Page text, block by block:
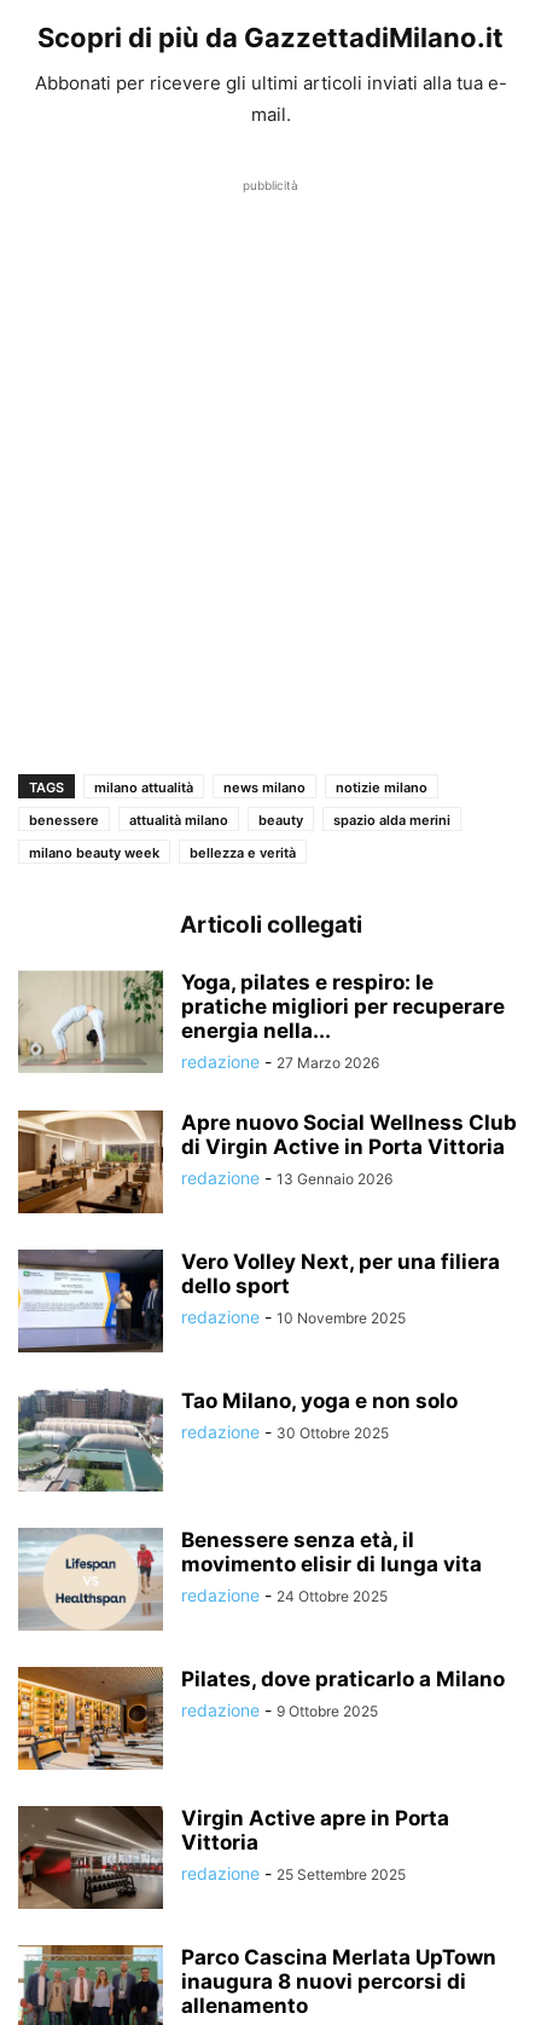
Scopri di più da GazzettadiMilano.it
Abbonati per ricevere gli ultimi articoli inviati alla tua e-
mail.
pubblicità
TAGS milano attualità news milano
notizie milano
benessere
attualità milano beauty
spazio alda merini
milano beauty week
bellezza e verità
Articoli collegati
Yoga, pilates e respiro: le
pratiche migliori per recuperare
energia nella...
redazione - 27 Marzo 2026
Apre nuovo Social Wellness Club
di Virgin Active in Porta Vittoria
redazione - 13 Gennaio 2026
Vero Volley Next, per una filiera
dello sport
redazione - 10 Novembre 2025
Tao Milano, yoga e non solo
redazione - 30 Ottobre 2025
Benessere senza età, il
movimento elisir di lunga vita
redazione - 24 Ottobre 2025
Pilates, dove praticarlo a Milano
redazione - 9 Ottobre 2025
Virgin Active apre in Porta
Vittoria
redazione - 25 Settembre 2025
Parco Cascina Merlata UpTown
inaugura 8 nuovi percorsi di
allenamento